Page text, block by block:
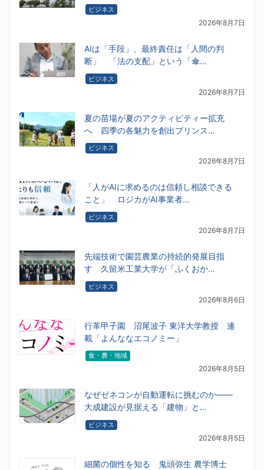
ビジネス
2026年8月7日
AIは「手段」、最終責任は「人間の判
断」 「法の支配」という「傘…
ビジネス
2026年8月7日
夏の苗場が夏のアクティビティー拡充
へ 四季の各魅力を創出プリンス…
ビジネス
2026年8月7日
「人がAIに求めるのは信頼し相談できる
こと」 ロジカがAI事業者…
ビジネス
2026年8月7日
先端技術で園芸農業の持続的発展目指
す 久留米工業大学が「ふくおか…
ビジネス
2026年8月6日
行革甲子園 沼尾波子 東洋大学教授 連
載「よんななエコノミー」
食・農・地域
2026年8月5日
なぜゼネコンが自動運転に挑むのか――
大成建設が見据える「建物」と…
ビジネス
2026年8月5日
細菌の個性を知る 鬼頭弥生 農学博士